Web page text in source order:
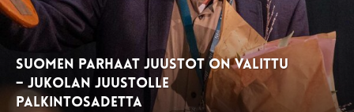
Suomen parhaat juustot on valittu
– Jukolan Juustolle
palkintosadetta